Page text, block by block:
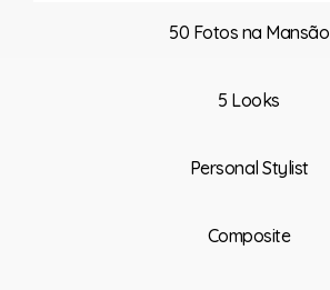
50 Fotos na Mansão
5 Looks
Personal Stylist
Composite